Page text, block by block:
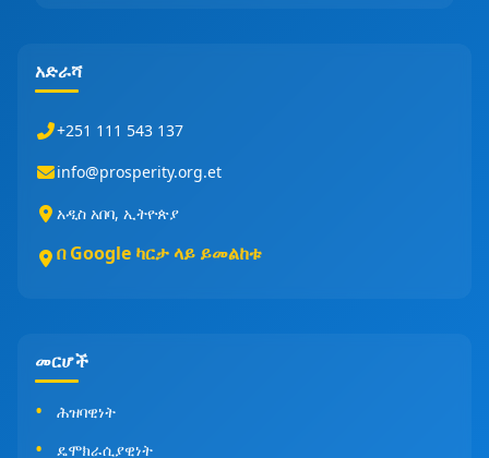
አድራሻ
+251 111 543 137
info@prosperity.org.et
አዲስ አበባ, ኢትዮጵያ
በ Google ካርታ ላይ ይመልከቱ
መርሆች
ሕዝባዊነት
ዴሞክራሲያዊነት